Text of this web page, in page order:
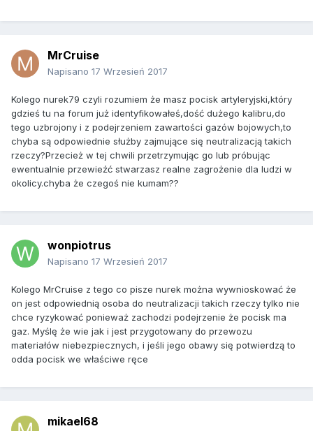
MrCruise
Napisano 17 Wrzesień 2017
Kolego nurek79 czyli rozumiem że masz pocisk artyleryjski,który
gdzieś tu na forum już identyfikowałeś,dość dużego kalibru,do
tego uzbrojony i z podejrzeniem zawartości gazów bojowych,to
chyba są odpowiednie służby zajmujące się neutralizacją takich
rzeczy?Przecież w tej chwili przetrzymując go lub próbując
ewentualnie przewieźć stwarzasz realne zagrożenie dla ludzi w
okolicy.chyba że czegoś nie kumam??
wonpiotrus
Napisano 17 Wrzesień 2017
Kolego MrCruise z tego co pisze nurek można wywnioskować że
on jest odpowiednią osoba do neutralizacji takich rzeczy tylko nie
chce ryzykować ponieważ zachodzi podejrzenie że pocisk ma
gaz. Myślę że wie jak i jest przygotowany do przewozu
materiałów niebezpiecznych, i jeśli jego obawy się potwierdzą to
odda pocisk we właściwe ręce
mikael68